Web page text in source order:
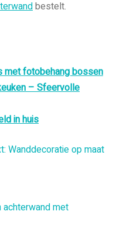
bestelt.
met fotobehang bossen
– Sfeervolle
in huis
Wanddecoratie op maat
achterwand met